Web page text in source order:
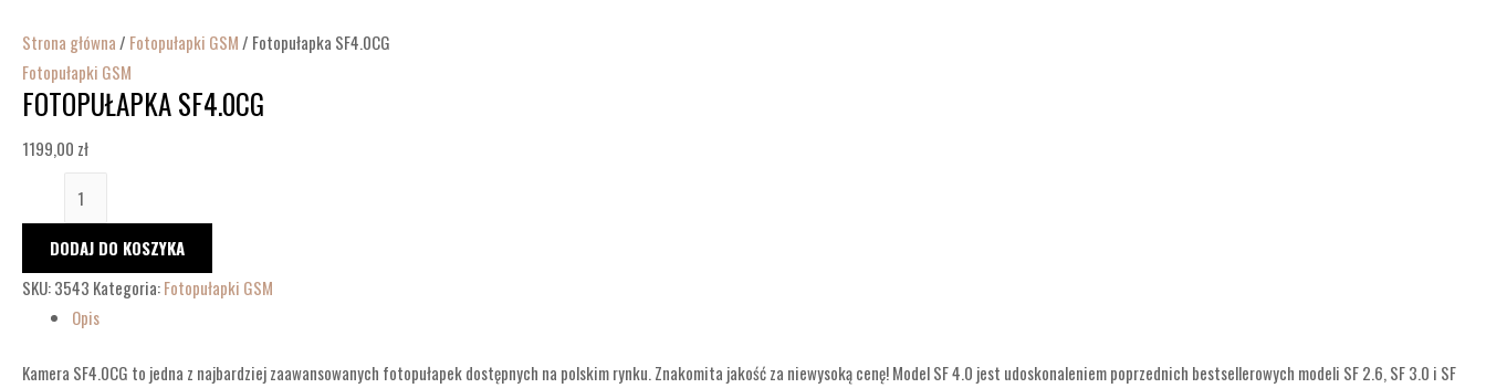
Strona główna/ Fotopułapki GSM/ Fotopułapka SF4.0CG
Fotopułapki GSM
FOTOPUŁAPKA SF4.0CG
1199,00 zł
DODAJ DO KOSZYKA
SKU:3543 Kategoria:Fotopułapki GSM
Opis
Kamera SF4.0CG to jedna z najbardziej zaawansowanych fotopułapek dostępnych na polskim rynku. Znakomita jakość za niewysoką cenę! Model SF 4.0 jest udoskonaleniem poprzednich bestsellerowych modeli SF 2.6, SF 3.0 i SF